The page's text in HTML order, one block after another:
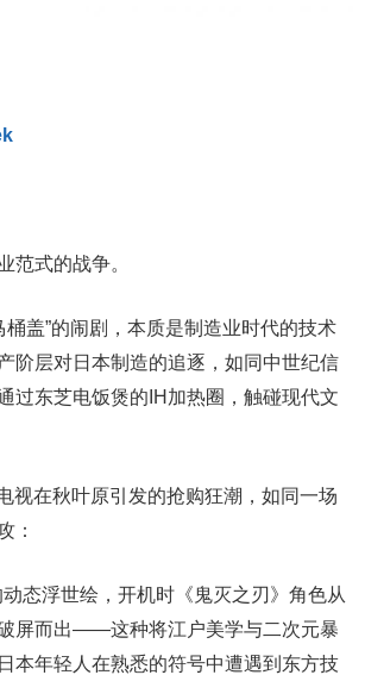
范式的战争。
桶盖”的闹剧，本质是制造业时代的技术
阶层对日本制造的追逐，如同中世纪信
过东芝电饭煲的IH加热圈，触碰现代文
视在秋叶原引发的抢购狂潮，如同一场
：
态浮世绘，开机时《鬼灭之刃》角色从
屏而出——这种将江户美学与二次元暴
本年轻人在熟悉的符号中遭遇到东方技